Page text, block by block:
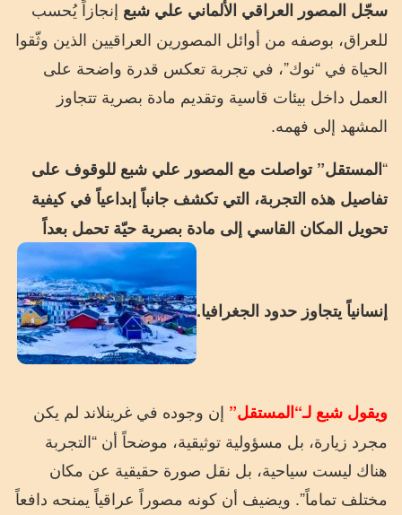
سجّل المصور العراقي الألماني علي شبع إنجازاً يُحسب
للعراق، بوصفه من أوائل المصورين العراقيين الذين وثّقوا
الحياة في “نوك”، في تجربة تعكس قدرة واضحة على
العمل داخل بيئات قاسية وتقديم مادة بصرية تتجاوز
المشهد إلى فهمه.
“المستقل” تواصلت مع المصور علي شبع للوقوف على
تفاصيل هذه التجربة، التي تكشف جانباً إبداعياً في كيفية
تحويل المكان القاسي إلى مادة بصرية حيّة تحمل بعداً
إنسانياً يتجاوز حدود الجغرافيا.
ويقول شبع لـ“المستقل” إن وجوده في غرينلاند لم يكن
مجرد زيارة، بل مسؤولية توثيقية، موضحاً أن “التجربة
هناك ليست سياحية، بل نقل صورة حقيقية عن مكان
مختلف تماماً”. ويضيف أن كونه مصوراً عراقياً يمنحه دافعاً